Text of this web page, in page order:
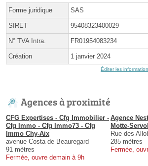
Forme juridique SAS
SIRET 95408323400029
N° TVA Intra. FR01954083234
Création 1 janvier 2024
Éditer les
Agences à proximité
CFG Expertises - Cfg Immobilier -
Cfg Immo - Cfg Immo73 - Cfg
Immo Chy-Aix
avenue Costa de Beauregard
91 mètres
Fermée, ouvre demain à 9h
Agence
Motte-
Rue des
285 mètres
Fermée,